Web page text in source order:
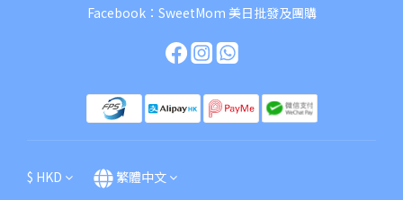
Facebook： SweetMom 美日批發及團購
$ HKD 繁體中文